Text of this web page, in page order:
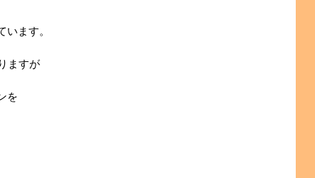
ます。
ますが
を